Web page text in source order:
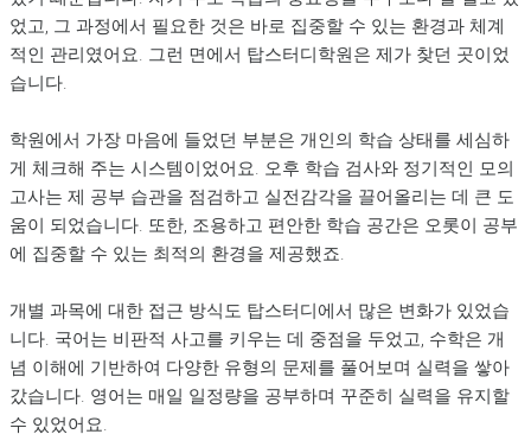
었고, 그 과정에서 필요한 것은 바로 집중할 수 있는 환경과 체계
적인 관리였어요. 그런 면에서 탑스터디학원은 제가 찾던 곳이었
습니다.
학원에서 가장 마음에 들었던 부분은 개인의 학습 상태를 세심하
게 체크해 주는 시스템이었어요. 오후 학습 검사와 정기적인 모의
고사는 제 공부 습관을 점검하고 실전감각을 끌어올리는 데 큰 도
움이 되었습니다. 또한, 조용하고 편안한 학습 공간은 오롯이 공부
에 집중할 수 있는 최적의 환경을 제공했죠.
개별 과목에 대한 접근 방식도 탑스터디에서 많은 변화가 있었습
니다. 국어는 비판적 사고를 키우는 데 중점을 두었고, 수학은 개
념 이해에 기반하여 다양한 유형의 문제를 풀어보며 실력을 쌓아
갔습니다. 영어는 매일 일정량을 공부하며 꾸준히 실력을 유지할
수 있었어요.